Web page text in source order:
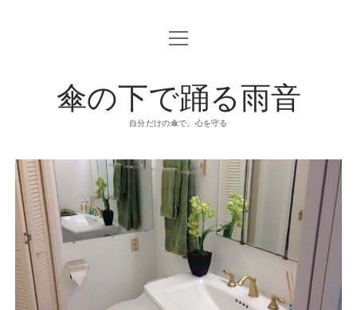
o
p
m
e
n
u
傘の下で踊る雨音
自分だけの傘で、心を守る